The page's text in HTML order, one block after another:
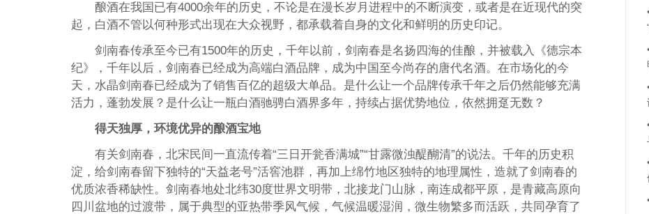
酿酒在我国已有4000余年的历史，不论是在漫长岁月进程中的不断演变，或者是在近现代的突
起，白酒不管以何种形式出现在大众视野，都承载着自身的文化和鲜明的历史印记。
剑南春传承至今已有1500年的历史，千年以前，剑南春是名扬四海的佳酿，并被载入《德宗本
纪》，千年以后，剑南春已经成为高端白酒品牌，成为中国至今尚存的唐代名酒。在市场化的今
天，水晶剑南春已经成为了销售百亿的超级大单品。是什么让一个品牌传承千年之后仍然能够充满
活力，蓬勃发展？是什么让一瓶白酒驰骋白酒界多年，持续占据优势地位，依然拥趸无数？
得天独厚，环境优异的酿酒宝地
有关剑南春，北宋民间一直流传着“三日开瓮香满城”“甘露微浊醍醐清”的说法。千年的历史积
淀，给剑南春留下独特的“天益老号”活窖池群，再加上绵竹地区独特的地理属性，造就了剑南春的
优质浓香稀缺性。剑南春地处北纬30度世界文明带，北接龙门山脉，南连成都平原，是青藏高原向
四川盆地的过渡带，属于典型的亚热带季风气候，气候温暖湿润，微生物繁多而活跃，共同孕育了